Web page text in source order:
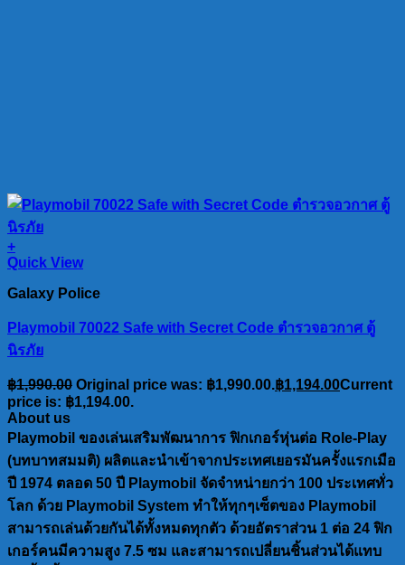
+
Quick View
Galaxy Police
Playmobil 70022 Safe with Secret Code ตำรวจอวกาศ ตู้
นิรภัย
฿1,990.00 Original price was: ฿1,990.00.฿1,194.00Current
price is: ฿1,194.00.
About us
Playmobil ของเล่นเสริมพัฒนาการ ฟิกเกอร์หุ่นต่อ Role-Play
(บทบาทสมมติ) ผลิตและนำเข้าจากประเทศเยอรมันครั้งแรกเมือ
ปี 1974 ตลอด 50 ปี Playmobil จัดจำหน่ายกว่า 100 ประเทศทั่ว
โลก ด้วย Playmobil System ทำให้ทุกๆเซ็ตของ Playmobil
สามารถเล่นด้วยกันได้ทั้งหมดทุกตัว ด้วยอัตราส่วน 1 ต่อ 24 ฟิก
เกอร์คนมีความสูง 7.5 ซม และสามารถเปลี่ยนชิ้นส่วนได้แทบ